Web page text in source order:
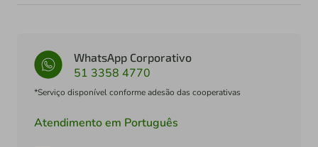
WhatsApp Corporativo
51 3358 4770
*Serviço disponível conforme adesão das cooperativas
Atendimento em Português